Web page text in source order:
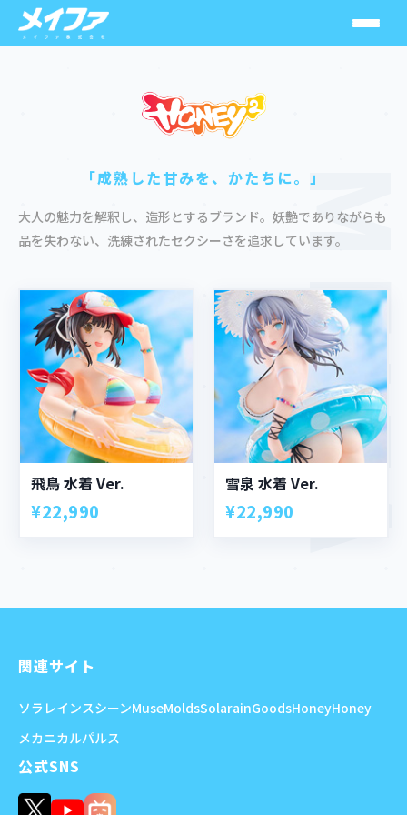
MuseMolds
HoneyHoney
メカニカルパルス
「成熟した甘みを、かたちに。」
大人の魅力を解釈し、造形とするブランド。妖艶でありながらも
品を失わない、洗練されたセクシーさを追求しています。
飛鳥 水着 Ver.
¥22,990
雪泉 水着 Ver.
¥22,990
関連サイト
ソラレインスシーンMuseMoldsSolarainGoodsHoneyHoney
メカニカルパルス
公式SNS